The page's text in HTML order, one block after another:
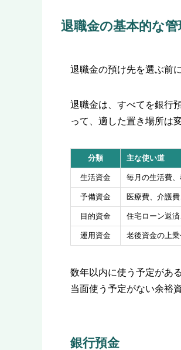
退職金の基本的な
退職金の預け先を選ぶ前
退職金は、すべてを銀行
って、適した置き場所は
分類 主な使い道
生活資金 毎月の生活費
予備資金 医療費、介護
目的資金 住宅ローン返
運用資金 老後資金の上
数年以内に使う予定があ
当面使う予定がない余裕
銀行預金